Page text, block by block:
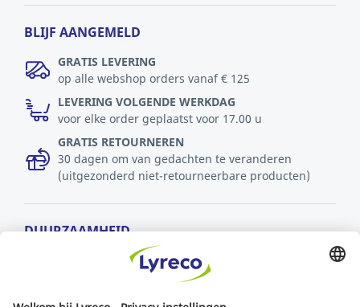
BLIJF AANGEMELD
GRATIS LEVERING
op alle webshop orders vanaf € 125
LEVERING VOLGENDE WERKDAG
voor elke order geplaatst voor 17.00 u
GRATIS RETOURNEREN
30 dagen om van gedachten te veranderen
(uitgezonderd niet-retourneerbare producten)
DUURZAAMHEID